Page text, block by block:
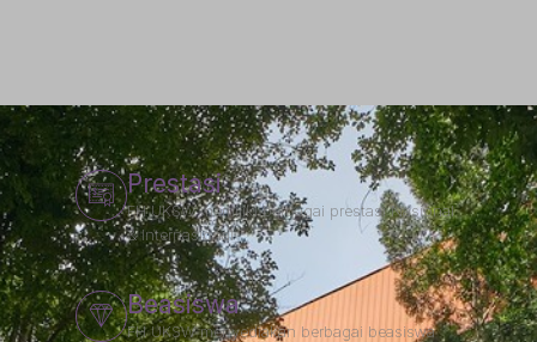
Prestasi
FH UKSW memiliki berbagai prestasi Nasional
& Internasional
Beasiswa
FH UKSW menyediakan berbagai beasiswa